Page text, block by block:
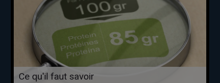
Ce qu'il faut savoir